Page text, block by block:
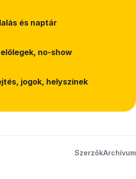
és naptár
no-show
jogok, helyszínek
SzerzőkArchívum